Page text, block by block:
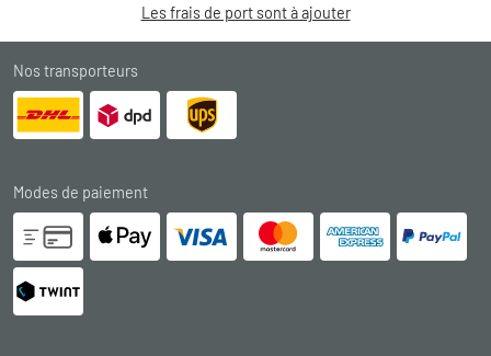
Les frais de port sont à ajouter
Nos transporteurs
Modes de paiement